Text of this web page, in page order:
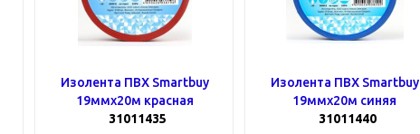
Изолента ПВХ Smartbuy
19ммх20м красная
31011435
Изолента ПВХ Smartbuy
19ммх20м синяя
31011440